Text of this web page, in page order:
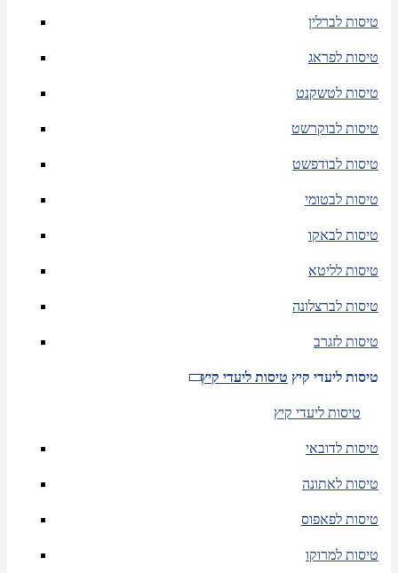
טיסות לברלין
טיסות לפראג
טיסות לטשקנט
טיסות לבוקרשט
טיסות לבודפשט
טיסות לבטומי
טיסות לבאקו
טיסות לליטא
טיסות לברצלונה
טיסות לזגרב
טיסות ליעדי קיץ טיסות ליעדי קיץ
טיסות ליעדי קיץ
טיסות לדובאי
טיסות לאתונה
טיסות לפאפוס
טיסות למרוקו